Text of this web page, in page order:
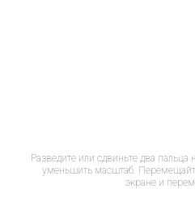
Разведите или сдвиньте два пальца
уменьшить масштаб.
экране и